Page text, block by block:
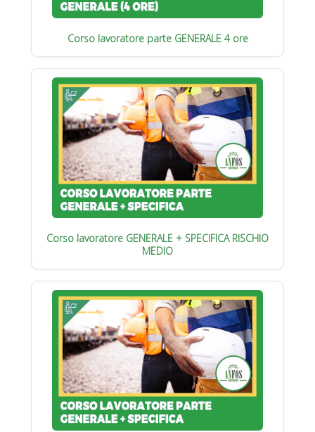
Corso lavoratore parte GENERALE 4 ore
Corso lavoratore GENERALE + SPECIFICA RISCHIO
MEDIO